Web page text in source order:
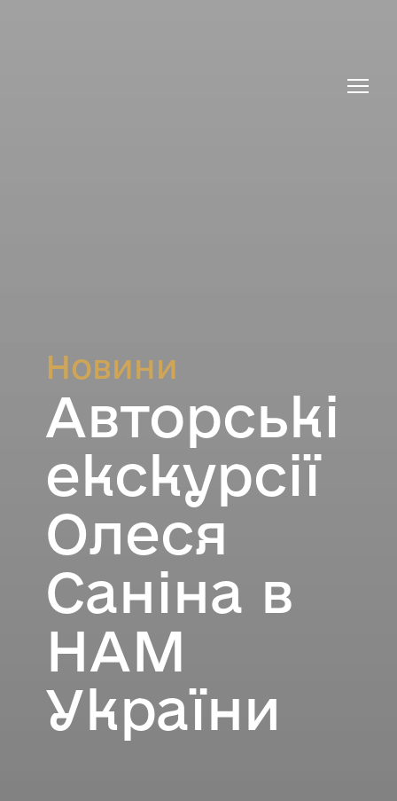
Новини
Авторські
екскурсії
Олеся
Саніна в
НАМ
України